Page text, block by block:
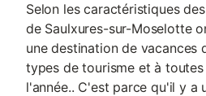
Selon les caractéristiques
de Saulxures-sur-Moselotte
une destination de vacances
types de tourisme et à
l'année.. C'est parce qu'il y a